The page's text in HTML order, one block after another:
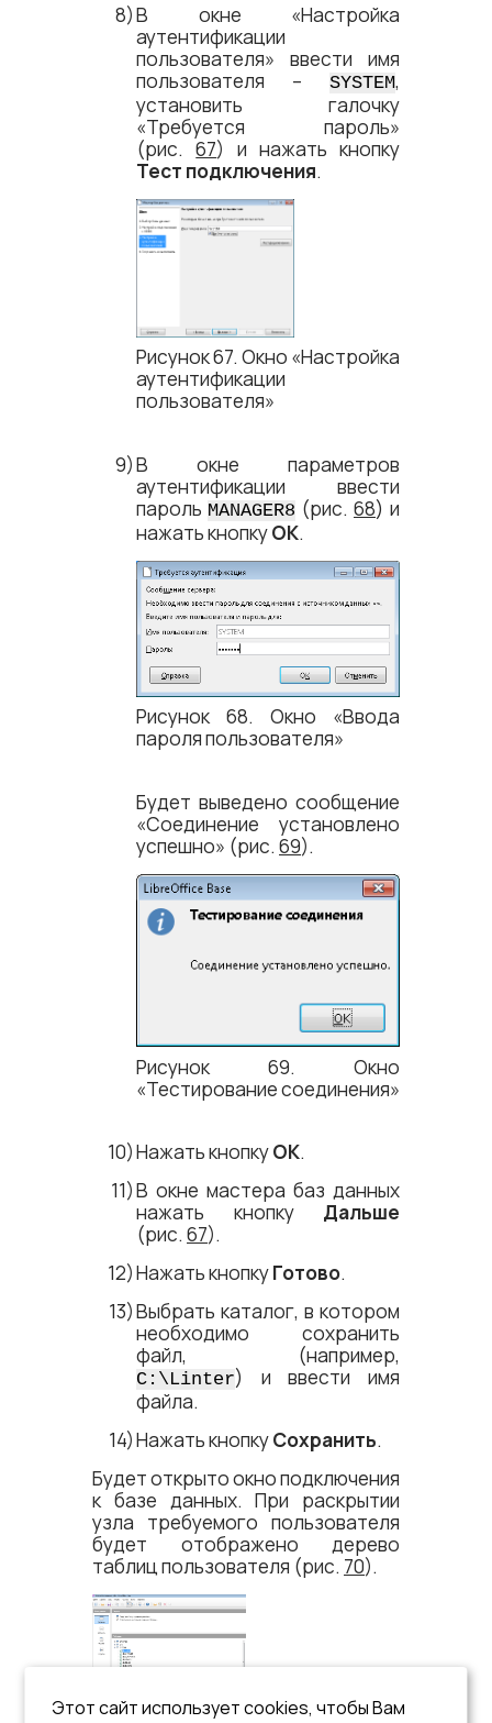
В окне «Настройка
аутентификации
пользователя» ввести имя
пользователя –
SYSTEM,
установить галочку
«Требуется пароль»
(рис.67) и нажать кнопку
Тест подключения.
Рисунок 67. Окно «Настройка
аутентификации
пользователя»
В окне параметров
аутентификации ввести
пароль MANAGER8 (рис. 68) и
нажать кнопкуОК.
Рисунок 68. Окно «Ввода
пароля пользователя»
Будет выведено сообщение
«Соединение установлено
успешно» (рис. 69).
Рисунок 69. Окно
«Тестирование соединения»
Нажать кнопкуОК.
В окне мастера баз данных
нажать кнопку Дальше
(рис. 67).
Нажать кнопкуГотово.
Выбрать каталог, в котором
необходимо сохранить
файл, (например,
C:\Linter) и ввести имя
файла.
Нажать кнопкуСохранить.
Будет открыто окно подключения
к базе данных. При раскрытии
узла требуемого пользователя
будет отображено дерево
таблиц пользователя (рис. 70).
Этот сайт использует cookies, чтобы Вам